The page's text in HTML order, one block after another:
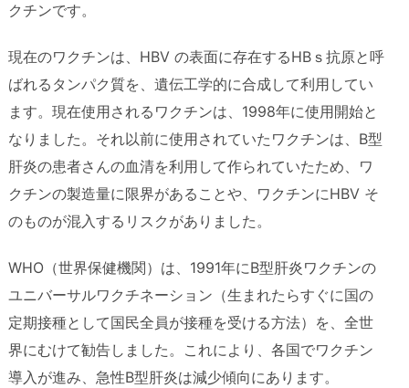
クチンです。
現在のワクチンは、HBV の表面に存在するHBｓ抗原と呼
ばれるタンパク質を、遺伝工学的に合成して利用してい
ます。現在使用されるワクチンは、1998年に使用開始と
なりました。それ以前に使用されていたワクチンは、B型
肝炎の患者さんの血清を利用して作られていたため、ワ
クチンの製造量に限界があることや、ワクチンにHBV そ
のものが混入するリスクがありました。
WHO（世界保健機関）は、1991年にB型肝炎ワクチンの
ユニバーサルワクチネーション（生まれたらすぐに国の
定期接種として国民全員が接種を受ける方法）を、全世
界にむけて勧告しました。これにより、各国でワクチン
導入が進み、急性B型肝炎は減少傾向にあります。